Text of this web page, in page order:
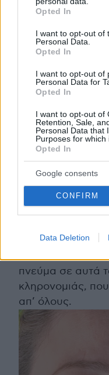
grant or deny consent
use your data for below
consent section.
Opted In
I want to opt-out of
Personal Data.
Opted In
I want to opt-out of
Personal Data for
Opted In
I want to opt-out of
Retention, Sale,
Personal Data that
Purposes for which
Opted In
Google consents
CONFIRM
Data Deletion
Δ.Δ.: Για εμάς η
του Παρθενώνα
μοναδικής
Ζ.Μ.: Φυσικά.
από αυτό.
έναν πολύ
από εκεί που
λόγους, οι
τονΠαρθενώνα
χώρος όχι μόνο
αλλά και λόγω
αντίληψής του
πνεύμα σε αυτά
κληρονομιάς,
απ’ όλους.